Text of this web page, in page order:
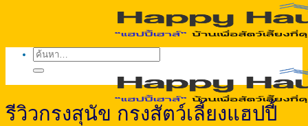
ค้นหา:
รีวิวกรงสุนัข กรงสัตว์เลี้ยงแฮปปี้